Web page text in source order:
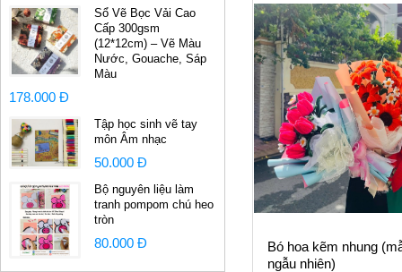
Sổ Vẽ Bọc Vải Cao
Cấp 300gsm
(12*12cm) – Vẽ Màu
Nước, Gouache, Sáp
Màu
178.000 Đ
Tập học sinh vẽ tay
môn Âm nhạc
50.000 Đ
Bộ nguyên liệu làm
tranh pompom chú heo
tròn
80.000 Đ
Bó hoa kẽm nhung
ngẫu nhiên)